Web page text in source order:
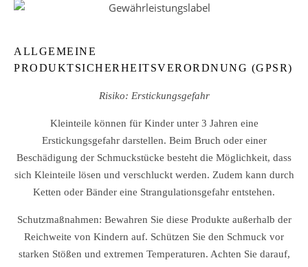
ALLGEMEINE
PRODUKTSICHERHEITSVERORDNUNG (GPSR)
Risiko: Erstickungsgefahr
Kleinteile können für Kinder unter 3 Jahren eine
Erstickungsgefahr darstellen. Beim Bruch oder einer
Beschädigung der Schmuckstücke besteht die Möglichkeit, dass
sich Kleinteile lösen und verschluckt werden. Zudem kann durch
Ketten oder Bänder eine Strangulationsgefahr entstehen.
Schutzmaßnahmen: Bewahren Sie diese Produkte außerhalb der
Reichweite von Kindern auf. Schützen Sie den Schmuck vor
starken Stößen und extremen Temperaturen. Achten Sie darauf,